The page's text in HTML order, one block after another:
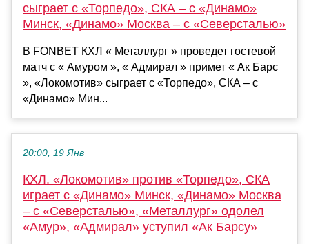
сыграет с «Торпедо», СКА – с «Динамо»
Минск, «Динамо» Москва – с «Северсталью»
В FONBET КХЛ « Металлург » проведет гостевой
матч с « Амуром », « Адмирал » примет « Ак Барс
», «Локомотив» сыграет с «Торпедо», СКА – с
«Динамо» Мин...
20:00, 19 Янв
КХЛ. «Локомотив» против «Торпедо», СКА
играет с «Динамо» Минск, «Динамо» Москва
– с «Северсталью», «Металлург» одолел
«Амур», «Адмирал» уступил «Ак Барсу»